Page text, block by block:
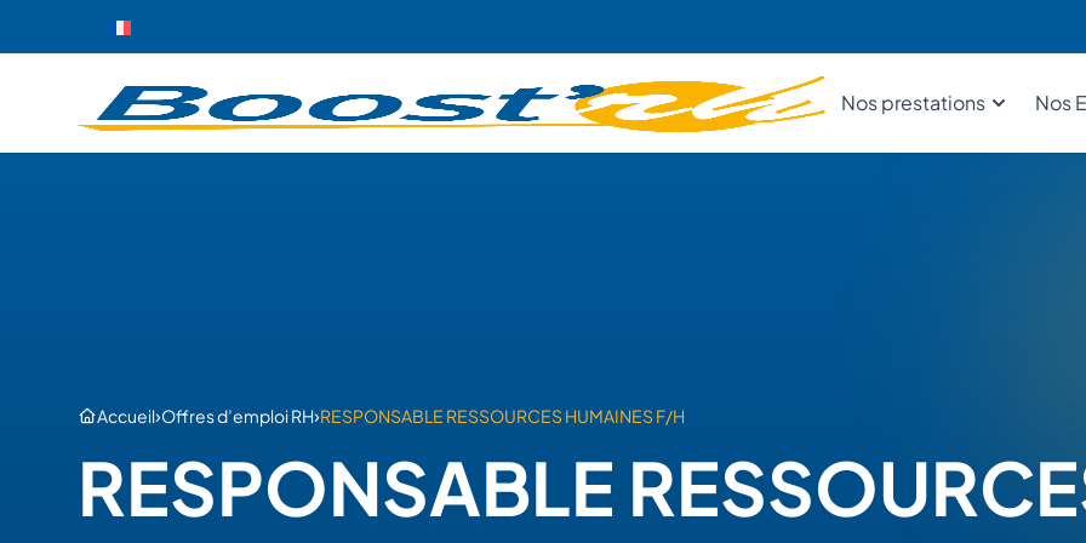
Nos prestations Nos
Accueil›Offres d’emploi RH›RESPONSABLE RESSOURCES HUMAINES F/H
RESPONSABLE